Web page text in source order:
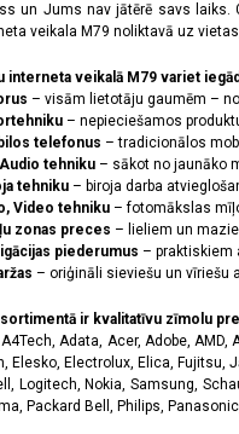
un Jums nav jātērē savs laiks.
veikala M79 noliktavā uz
interneta veikalā M79 variet
– visām lietotāju gaumēm –
– nepieciešamos
telefonus – tradicionālos
tehniku – sākot no jaunāko
tehniku – biroja darba
Video tehniku – fotomākslas
zonas preces – lieliem un
piederumus – praktiskiem
– oriģināli sieviešu un vīriešu
sortimentā ir kvalitatīvu zīmolu
A4Tech, Adata, Acer, Adobe,
Elesko, Electrolux, Elica, Fujitsu,
Logitech, Nokia, Samsung,
Packard Bell, Philips,